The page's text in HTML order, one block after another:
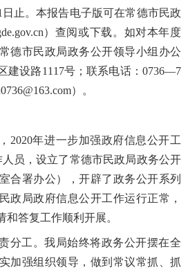
日止。本报告电子版可在常德市民政
）查阅或下载。如对本年度
德市民政局政务公开领导小组办公
建设路1117号；联系电话：0736—7
）。
2020年进一步加强政府信息公开工
员，设立了常德市民政局政务公开
合署办公），开辟了政务公开系列
政局政府信息公开工作运行正常，
答复工作顺利开展。
分工。我局始终将政务公开摆在全
加强组织领导，做到常议常抓、抓